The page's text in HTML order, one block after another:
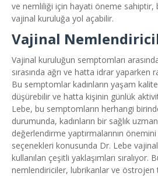
ve nemliliği için hayati öneme sahiptir,
vajinal kuruluğa yol açabilir.
Vajinal
Vajinal kuruluğun semptomları
sırasında ağrı ve hatta idrar yaparken
Bu semptomlar kadınların yaşam
düşürebilir ve hatta kişinin günlük
Lebe, bu semptomların herhangi
durumunda, kadınların bir sağlık
değerlendirme yaptırmalarının
seçenekleri konusunda Dr. Lebe
kullanılan çeşitli yaklaşımları sıralıyor.
nemlendiriciler, lubrikanlar ve östrojen